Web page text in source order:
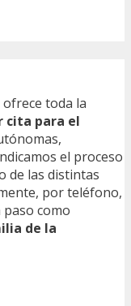
ofrece toda la
cita para el
el proceso
de las distintas
por teléfono,
como
de la